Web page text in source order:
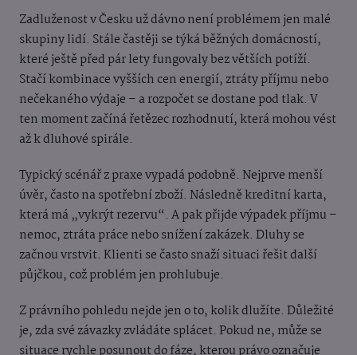
Zadluženost v Česku už dávno není problémem jen malé
skupiny lidí. Stále častěji se týká běžných domácností,
které ještě před pár lety fungovaly bez větších potíží.
Stačí kombinace vyšších cen energií, ztráty příjmu nebo
nečekaného výdaje – a rozpočet se dostane pod tlak. V
ten moment začíná řetězec rozhodnutí, která mohou vést
až k dluhové spirále.
Typický scénář z praxe vypadá podobně. Nejprve menší
úvěr, často na spotřební zboží. Následně kreditní karta,
která má „vykrýt rezervu“. A pak přijde výpadek příjmu –
nemoc, ztráta práce nebo snížení zakázek. Dluhy se
začnou vrstvit. Klienti se často snaží situaci řešit další
půjčkou, což problém jen prohlubuje.
Z právního pohledu nejde jen o to, kolik dlužíte. Důležité
je, zda své závazky zvládáte splácet. Pokud ne, může se